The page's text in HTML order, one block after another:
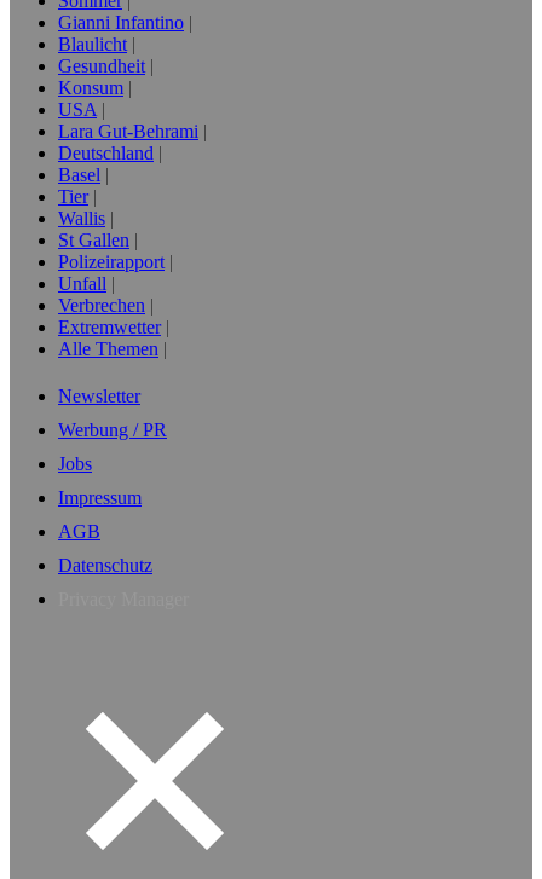
Gianni Infantino
Blaulicht
Gesundheit
Konsum
USA
Lara Gut-Behrami
Deutschland
Basel
Tier
Wallis
St Gallen
Polizeirapport
Unfall
Verbrechen
Extremwetter
Alle Themen
Newsletter
Werbung / PR
Jobs
Impressum
AGB
Datenschutz